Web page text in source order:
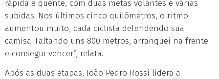
rápida e quente, com duas metas volantes e várias
subidas. Nos últimos cinco quilômetros, o ritmo
aumentou muito, cada ciclista defendendo sua
camisa. Faltando uns 800 metros, arranquei na frente
e consegui vencer”, relata.
Após as duas etapas, João Pedro Rossi lidera a